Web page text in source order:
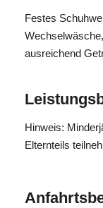
Höhenmeter: ca.
Reine Gehzeit:
Schwierigkeit:
Festes
ausreichend
Hinweis:
Elternteils